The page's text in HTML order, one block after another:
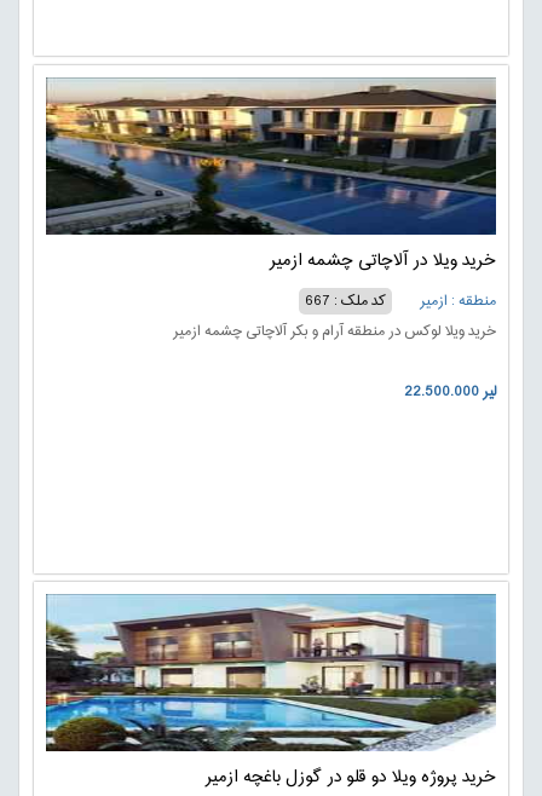
خرید ویلا در آلاچاتی چشمه ازمیر
منطقه : ازمیر
کد ملک : 667
خرید ویلا لوکس در منطقه آرام و بکر آلاچاتی چشمه ازمیر
22.500.000 لیر
خرید پروژه ویلا دو قلو در گوزل باغچه ازمیر